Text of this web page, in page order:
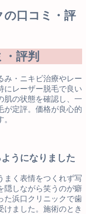
の口コミ・評
評判
み・ニキビ治療やレー
にレーザー脱毛で良い
肌の状態を確認し、一
が定評。価格が良心的
うになりました
まく表情をつくれず写
隠しながら笑うのが癖
浜口クリニックで歯
けました。施術のとき